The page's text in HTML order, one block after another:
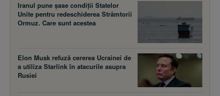
Iranul pune șase condiții Statelor
Unite pentru redeschiderea Strâmtorii
Ormuz. Care sunt acestea
Elon Musk refuză cererea Ucrainei de
a utiliza Starlink în atacurile asupra
Rusiei